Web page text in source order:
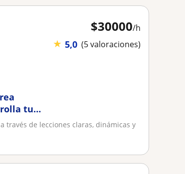
$30000/h
★ 5,0 (5 valoraciones)
tu
través de lecciones claras, dinámicas y